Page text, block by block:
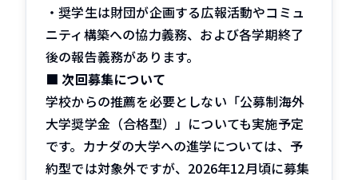
・奨学生は財団が企画する広報活動やコミュ
ニティ構築への協力義務、および各学期終了
後の報告義務があります。
■次回募集について
学校からの推薦を必要としない「公募制海外
大学奨学金（合格型）」についても実施予定
です。カナダの大学への進学については、予
約型では対象外ですが、2026年12月頃に募集